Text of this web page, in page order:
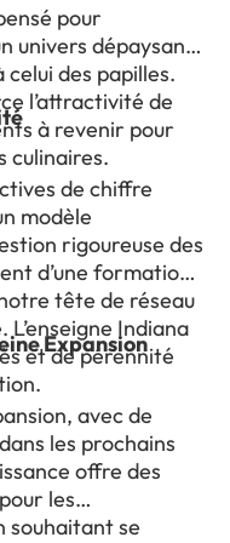
pour
univers dépaysant,
celui des papilles.
l’attractivité de
à revenir pour
culinaires.
de chiffre
modèle
rigoureuse des
d’une formation
tête de réseau
Indiana
et de pérennité
Expansion
avec de
les prochains
offre des
les
souhaitant se